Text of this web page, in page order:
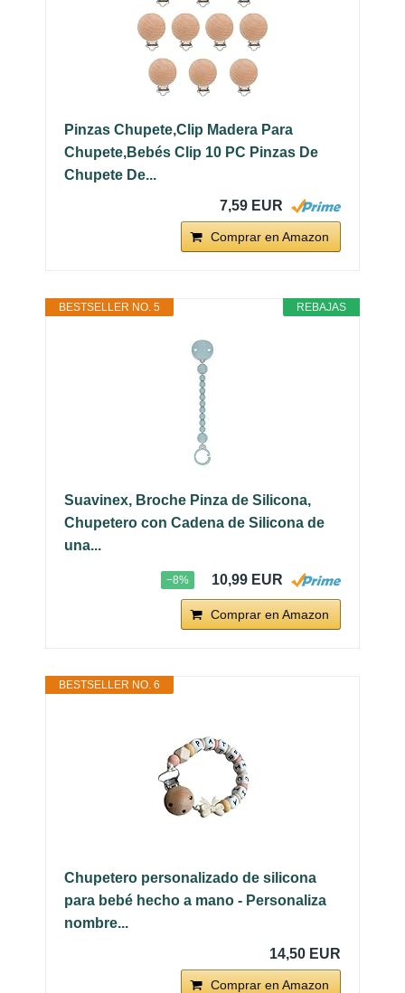
Pinzas Chupete,Clip Madera Para
Chupete,Bebés Clip 10 PC Pinzas De
Chupete De...
7,59 EUR
Comprar en Amazon
REBAJAS
BESTSELLER NO. 5
Suavinex, Broche Pinza de Silicona,
Chupetero con Cadena de Silicona de
una...
−8% 10,99 EUR
Comprar en Amazon
BESTSELLER NO. 6
Chupetero personalizado de silicona
para bebé hecho a mano - Personaliza
nombre...
14,50 EUR
Comprar en Amazon